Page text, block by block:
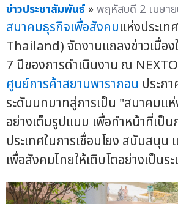
ข่าวประชาสัมพันธ์ »พฤหัสบดี 2 เมษา
สมาคมธุรกิจเพื่อสังคมแห่งประเท
Thailand) จัดงานแถลงข่าวเนื่อง
7 ปีของการดำเนินงาน ณ
ศูนย์การค้าสยามพารากอน ประก
ระดับบทบาทสู่การเป็น "สมาคมแห่
อย่างเต็มรูปแบบ เพื่อทำหน้าที่เป็น
ประเทศในการเชื่อมโยง สนับสนุน
เพื่อสังคมไทยให้เติบโตอย่างเป็นร